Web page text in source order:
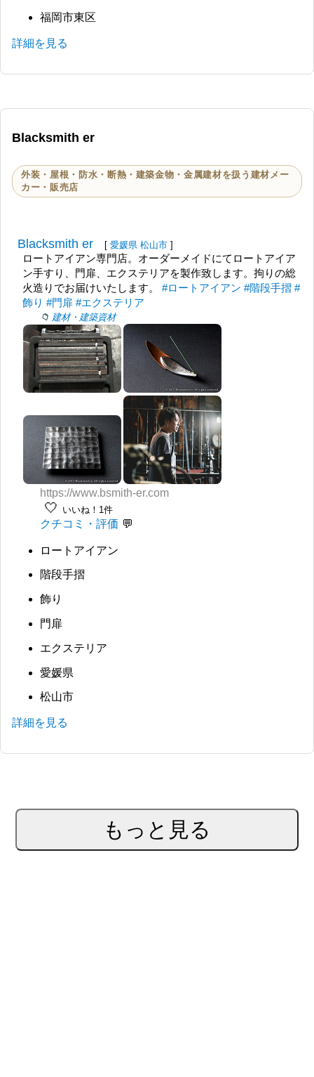
福岡市東区
詳細を見る
Blacksmith er
外装・屋根・防水・断熱・建築金物・金属建材を扱う建材メー
カー・販売店
Blacksmith er [ 愛媛県 松山市 ]
ロートアイアン専門店。オーダーメイドにてロートアイア
ン手すり、門扉、エクステリアを製作致します。拘りの総
火造りでお届けいたします。#ロートアイアン #階段手摺 #
飾り #門扉 #エクステリア
建材・建築資材
https://www.bsmith-er.com
🤍 いいね！1件
クチコミ・評価
ロートアイアン
階段手摺
飾り
門扉
エクステリア
愛媛県
松山市
詳細を見る
もっと見る